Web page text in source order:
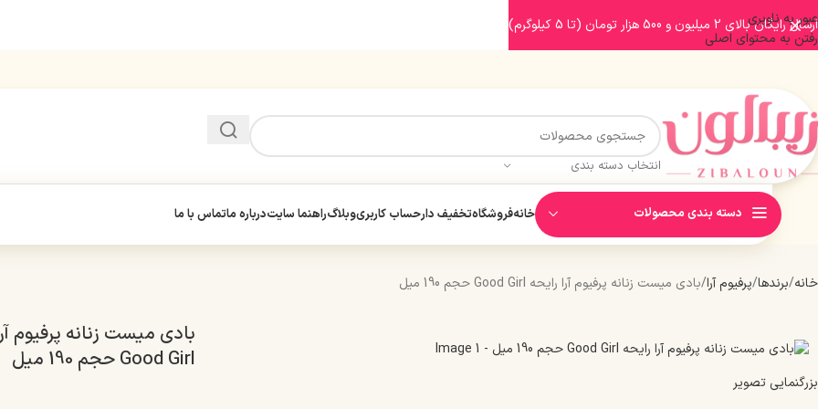
عبور به ناوبری
رفتن به محتوای اصلی
انتخاب دسته بندی
دسته بندی محصولات خانهفروشگاهتخفیف دارحساب کاربریوبلاگراهنما سایتدرباره ماتماس با ما
خانه برندها پرفیوم آرا بادی میست زنانه پرفیوم آرا رایحه Good Girl حجم 190 میل
بزرگنمایی تصویر
بادی میست زنانه پرفیوم
Good Girl حجم 190 میل
ارسال رایگان بالای 2 میلیون و 500 هزار تومان (تا 5 کیلوگرم)